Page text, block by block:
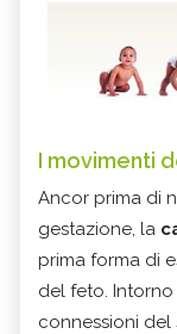
I movimenti
Ancor prima di
gestazione, la
prima forma di
del feto. Intorno
connessioni del